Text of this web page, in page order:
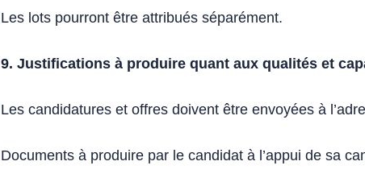
Les lots pourront être attribués séparément.
9. Justifications à produire quant aux qualités et
Les candidatures et offres doivent être envoyées à
Documents à produire par le candidat à l’appui de sa